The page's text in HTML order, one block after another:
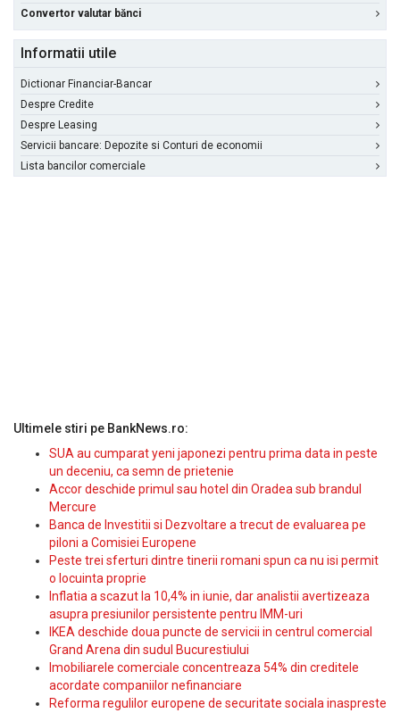
Convertor valutar bănci
Informatii utile
Dictionar Financiar-Bancar
Despre Credite
Despre Leasing
Servicii bancare: Depozite si Conturi de economii
Lista bancilor comerciale
Ultimele stiri pe BankNews.ro:
SUA au cumparat yeni japonezi pentru prima data in peste
un deceniu, ca semn de prietenie
Accor deschide primul sau hotel din Oradea sub brandul
Mercure
Banca de Investitii si Dezvoltare a trecut de evaluarea pe
piloni a Comisiei Europene
Peste trei sferturi dintre tinerii romani spun ca nu isi permit
o locuinta proprie
Inflatia a scazut la 10,4% in iunie, dar analistii avertizeaza
asupra presiunilor persistente pentru IMM-uri
IKEA deschide doua puncte de servicii in centrul comercial
Grand Arena din sudul Bucurestiului
Imobiliarele comerciale concentreaza 54% din creditele
acordate companiilor nefinanciare
Reforma regulilor europene de securitate sociala inaspreste